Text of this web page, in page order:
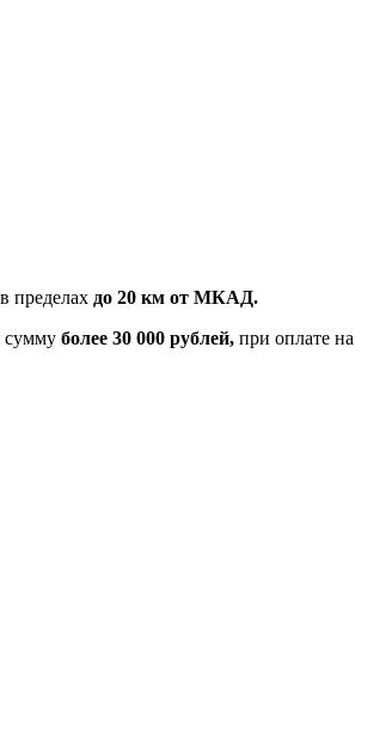
пределах до 20 км от МКАД.
сумму более 30 000 рублей, при оплате на